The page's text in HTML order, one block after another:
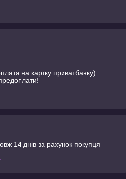
на картку приватбанку).
14 днів за рахунок покупця